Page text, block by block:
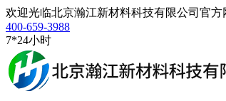
欢迎光临北京瀚江新材料科技有限公司官方
400-659-3988
7*24小时